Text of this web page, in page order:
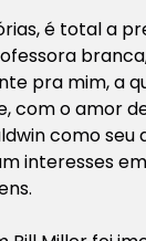
é total a
pra mim, a
com o amor
como seu
interesses